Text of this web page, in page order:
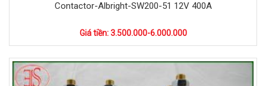
Contactor-Albright-SW200-51 12V 400A
Giá tiền: 3.500.000-6.000.000